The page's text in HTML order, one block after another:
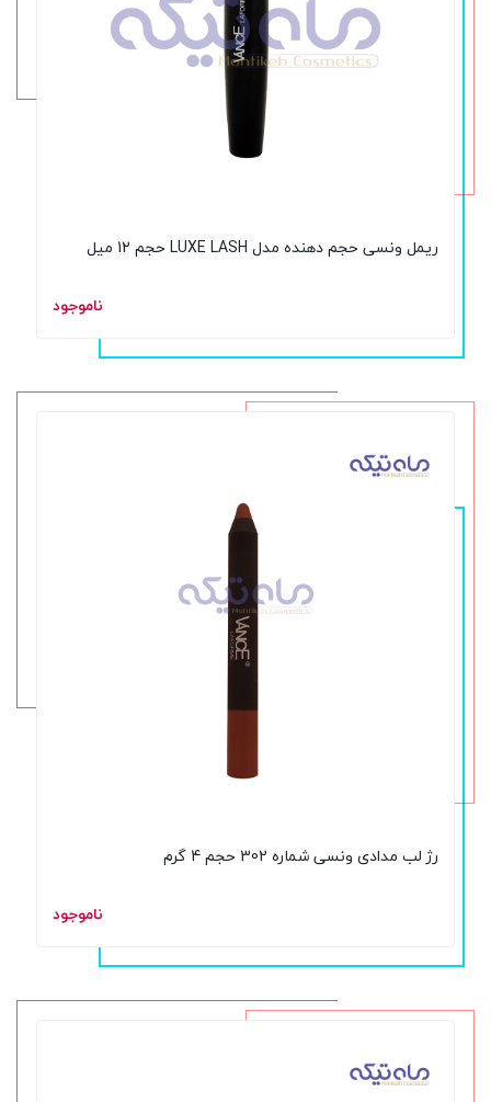
ریمل ونسی حجم دهنده مدل LUXE LASH حجم 12 میل
ناموجود
رژ لب مدادی ونسی شماره 302 حجم 4 گرم
ناموجود